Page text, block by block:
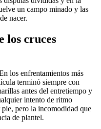
un campo minado y las
nacer.
los cruces
los enfrentamientos más
terminó siempre con
antes del entretiempo y
intento de ritmo
pero la incomodidad que
de plantel.